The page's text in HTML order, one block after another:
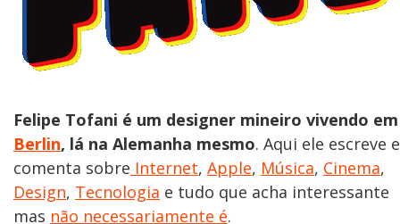
Felipe Tofani é um designer mineiro vivendo em
Berlin, lá na Alemanha mesmo. Aqui ele escreve e
comenta sobre Internet, Apple, Música, Cinema,
Design, Tecnologia e tudo que acha interessante
mas não necessariamente é.